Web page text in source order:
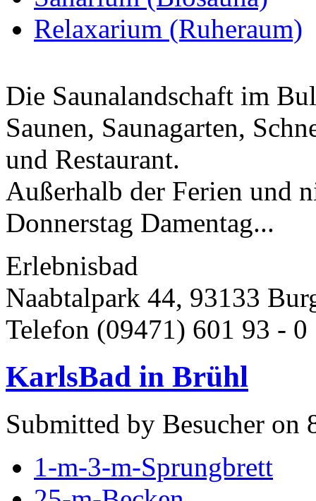
Relaxarium (Ruheraum)
Die Saunalandschaft im
Saunen, Saunagarten,
und Restaurant.
Außerhalb der Ferien und
Donnerstag Damentag...
Erlebnisbad
Naabtalpark 44, 93133
Telefon (09471) 601 93 -
KarlsBad in Brühl
Submitted by Besucher on
1-m-3-m-Sprungbrett